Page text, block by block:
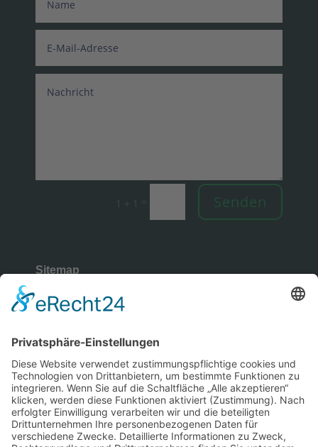
1 + 1 = Senden
Sitemap
Rechtliches